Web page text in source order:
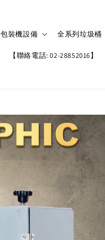
包裝機設備 全系列垃圾桶
【聯絡電話: 02-28852016】